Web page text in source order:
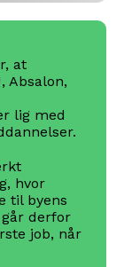
at
Absalon,
lig med
hvor
til byens
derfor
job, når